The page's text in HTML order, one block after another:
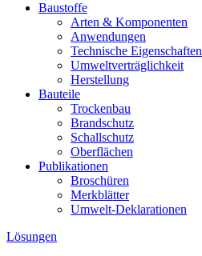
Baustoffe
Arten & Komponenten
Anwendungen
Technische Eigenschaften
Umweltverträglichkeit
Herstellung
Bauteile
Trockenbau
Brandschutz
Schallschutz
Oberflächen
Publikationen
Broschüren
Merkblätter
Umwelt-Deklarationen
Lösungen